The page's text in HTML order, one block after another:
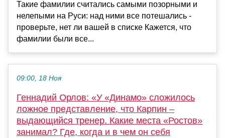
Такие фамилии считались самыми позорными и
нелепыми на Руси: над ними все потешались -
проверьте, нет ли вашей в списке Кажется, что
фамилии были все...
09:00, 18 Ноя
Геннадий Орлов: «У «Динамо» сложилось
ложное представление, что Карпин –
выдающийся тренер. Какие места «Ростов»
занимал? Где, когда и в чем он себя